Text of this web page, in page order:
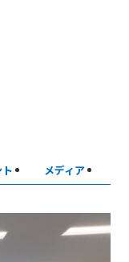
メディア